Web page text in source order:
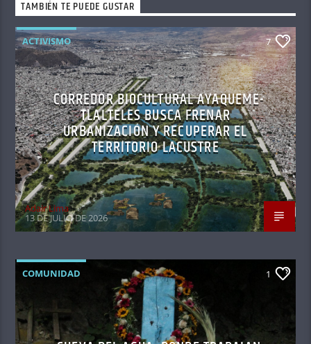
TAMBIÉN TE PUEDE GUSTAR
ACTIVISMO 7
CORREDOR BIOCULTURAL AYAQUEME-
TLALTELES BUSCA FRENAR
URBANIZACIÓN Y RECUPERAR EL
TERRITORIO LACUSTRE
Adair Lima
13 DE JULIO DE 2026
COMUNIDAD 1